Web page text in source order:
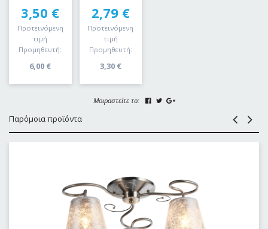
3,50 €
Προτεινόμενη
τιμή
Προμηθευτή:
6,00 €
2,79 €
Προτεινόμενη
τιμή
Προμηθευτή:
3,30 €
Μοιραστείτε το:
Παρόμοια προϊόντα